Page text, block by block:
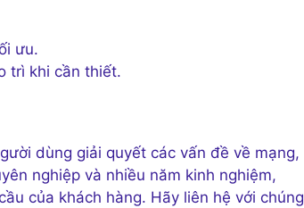
ưu.
trì khi cần thiết.
dùng giải quyết các vấn đề về mạng,
nghiệp và nhiều năm kinh nghiệm,
của khách hàng. Hãy liên hệ với chúng